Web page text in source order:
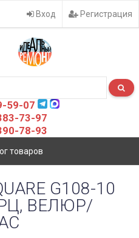
Вход Регистрация
59-07
73-97
78-93
товаров
G108-10
ВЕЛЮР/